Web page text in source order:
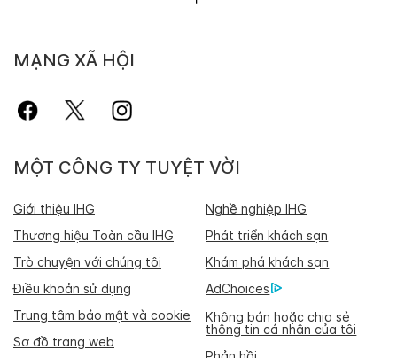
MẠNG XÃ HỘI
MỘT CÔNG TY TUYỆT VỜI
Giới thiệu IHG
Nghề nghiệp IHG
Thương hiệu Toàn cầu IHG
Phát triển khách sạn
Trò chuyện với chúng tôi
Khám phá khách sạn
Điều khoản sử dụng
AdChoices
Trung tâm bảo mật và cookie
Không bán hoặc chia sẻ
thông tin cá nhân của tôi
Sơ đồ trang web